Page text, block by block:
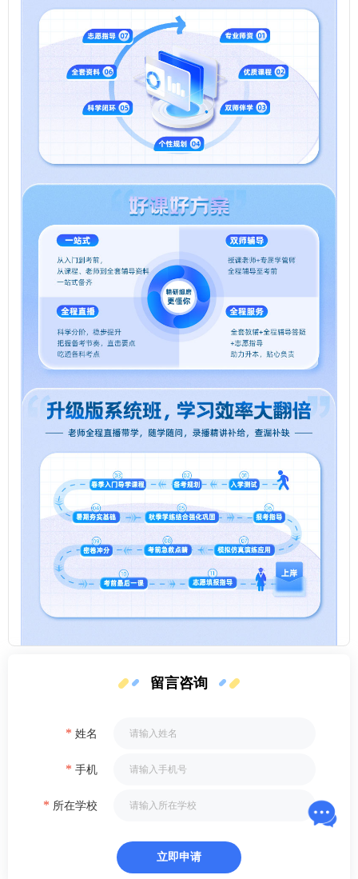
留言咨询
* 姓名
* 手机
* 所在学校
立即申请